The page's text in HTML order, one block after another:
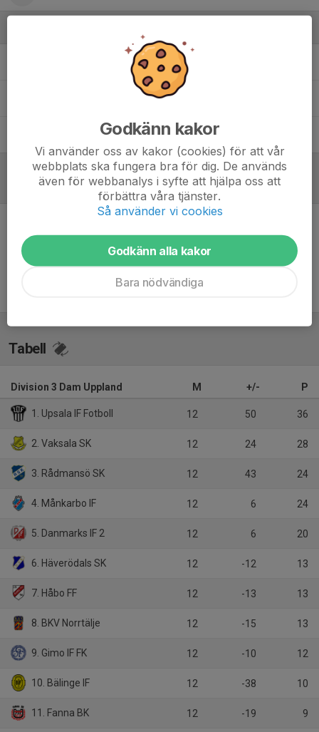
Ass tränare
Huvudtränare
Tim BernhardssonHuvudtränare
Referat
Inget referat skrivet
Tabell
Division 3 Dam Uppland M +/- P
1. Upsala IF Fotboll 12 50 36
2. Vaksala SK 12 24 28
3. Rådmansö SK 12 43 24
4. Månkarbo IF 12 6 24
5. Danmarks IF 2 12 6 20
6. Häverödals SK 12 -12 13
7. Håbo FF 12 -13 13
8. BKV Norrtälje 12 -15 13
9. Gimo IF FK 12 -10 12
10. Bälinge IF 12 -38 10
11. Fanna BK 12 -19 9
Godkänn kakor
Vi använder oss av kakor (cookies) för att vår
webbplats ska fungera bra för dig. De används
även för webbanalys i syfte att hjälpa oss att
förbättra våra tjänster.
Så använder vi cookies
Godkänn alla kakor
Bara nödvändiga